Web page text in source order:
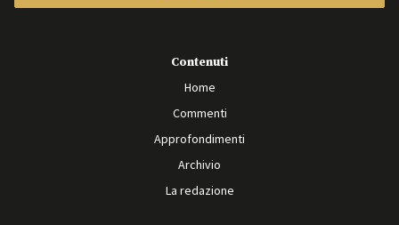
Contenuti
Home
Commenti
Approfondimenti
Archivio
La redazione